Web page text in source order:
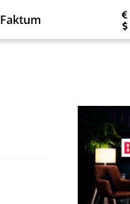
Faktum